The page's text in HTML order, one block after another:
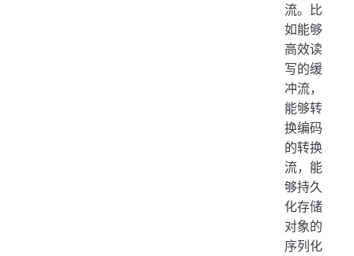
流。比
如能够
高效读
写的缓
冲流，
能够转
换编码
的转换
流，能
够持久
化存储
对象的
序列化